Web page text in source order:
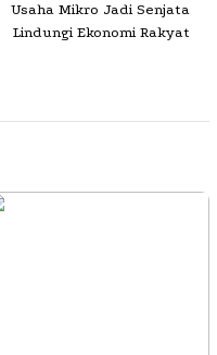
Usaha Mikro Jadi Senjata
Lindungi Ekonomi Rakyat